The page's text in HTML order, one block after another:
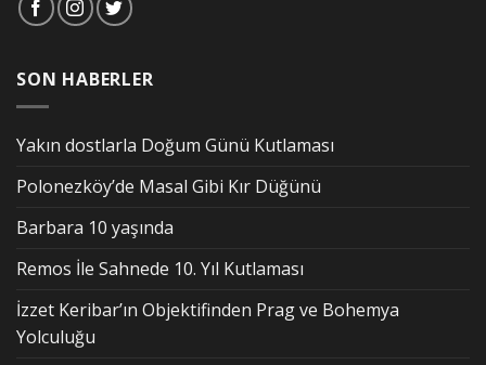
SON HABERLER
Yakın dostlarla Doğum Günü Kutlaması
Polonezköy’de Masal Gibi Kır Düğünü
Barbara 10 yaşında
Remos İle Sahnede 10. Yıl Kutlaması
İzzet Keribar’ın Objektifinden Prag ve Bohemya
Yolculuğu